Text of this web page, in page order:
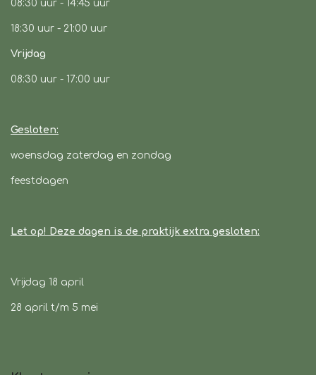
08:30 uur - 14:45 uur
18:30 uur - 21:00 uur
Vrijdag
08:30 uur - 17:00 uur
Gesloten:
woensdag zaterdag en zondag
feestdagen
Let op! Deze dagen is de praktijk extra gesloten:
Vrijdag 18 april
28 april t/m 5 mei